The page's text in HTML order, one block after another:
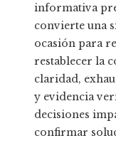
informativa
convierte una
ocasión para
restablecer la
claridad,
y evidencia
decisiones
confirmar